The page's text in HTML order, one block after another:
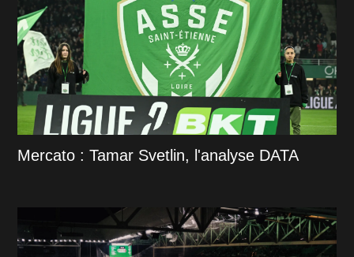
Mercato : Tamar Svetlin, l'analyse DATA